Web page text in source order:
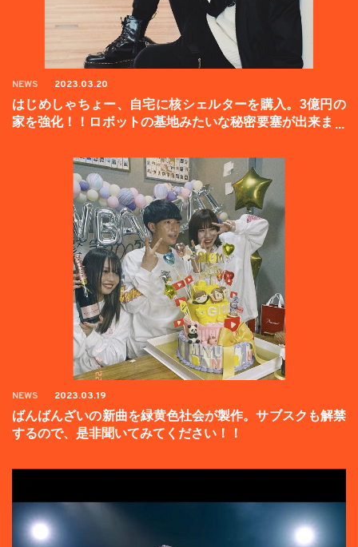
NEWS 2023.03.20
はじめしゃちょー、自宅に核シェルターを購入。3億円の
家を強化！！ロボットの基地みたいな秘密要塞が出来まし
NEWS 2023.03.19
ばんばんざいの新曲を緑黄色社会が製作。サブスクも解禁
するので、是非聞いてみてください！！